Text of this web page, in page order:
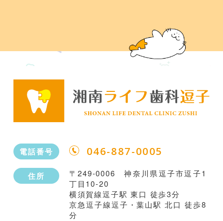
電話番号 046-887-0005
住所
〒249-0006 神奈川県逗子市逗子1
丁目10-20
横須賀線逗子駅 東口 徒歩3分
京急逗子線逗子・葉山駅 北口 徒歩8
分